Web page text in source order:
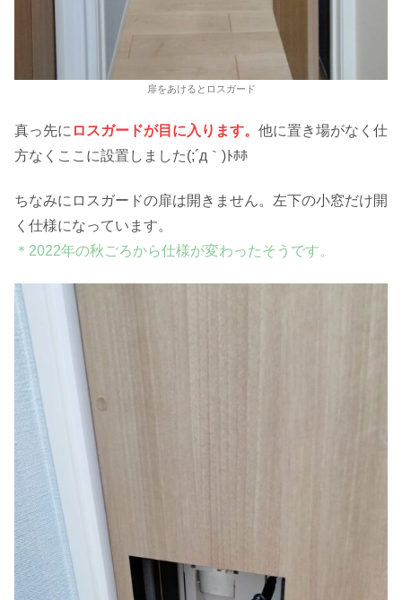
扉をあけるとロスガード
真っ先に ロスガードが目に入ります。 他に置き場がなく仕
方なくここに設置しました(;´д｀)ﾄﾎﾎ
ちなみにロスガードの扉は開きません。左下の小窓だけ開
く仕様になっています。
＊2022年の秋ごろから仕様が変わったそうです。